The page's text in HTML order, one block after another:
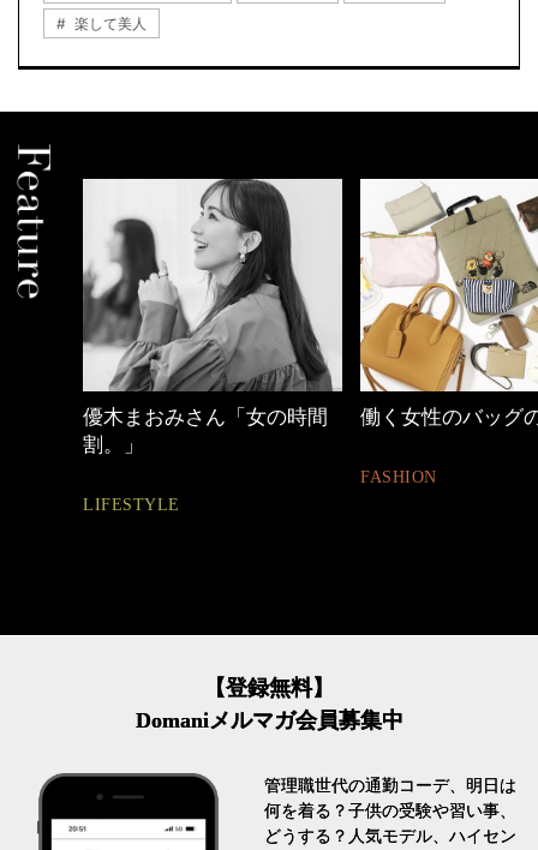
楽して美人
働く女性のバッグの中身
心地よくいられる
【登録無料】
Domaniメルマガ会員募集中
管理職世代の通勤コーデ、明日は
何を着る？子供の受験や習い事、
どうする？人気モデル、ハイセン